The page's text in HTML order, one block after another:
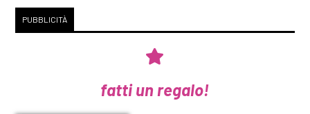
PUBBLICITÀ
fatti un regalo!